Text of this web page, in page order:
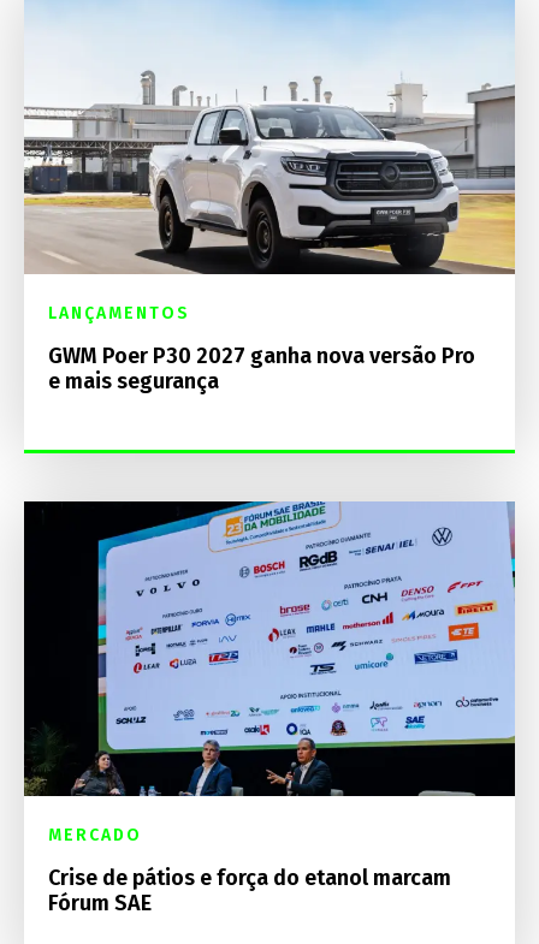
LANÇAMENTOS
GWM Poer P30 2027 ganha nova versão Pro
e mais segurança
MERCADO
Crise de pátios e força do etanol marcam
Fórum SAE